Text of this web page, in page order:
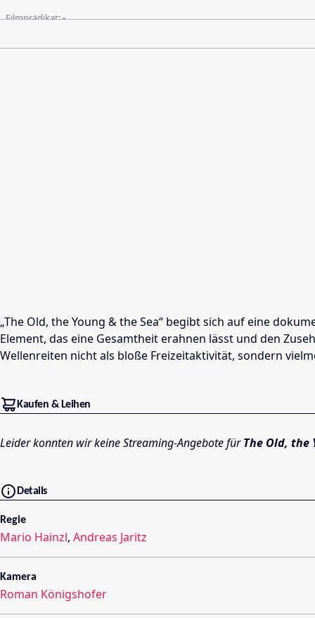
Filmprädikat:-
„The Old, the Young & the Sea“ begibt sich auf eine
Element, das eine Gesamtheit erahnen lässt und den
Wellenreiten nicht als bloße Freizeitaktivität, sondern
Kaufen & Leihen
Leider konnten wir keine Streaming-Angebote fürThe Old, the
Details
Regie
Mario Hainzl, Andreas Jaritz
Kamera
Roman Königshofer